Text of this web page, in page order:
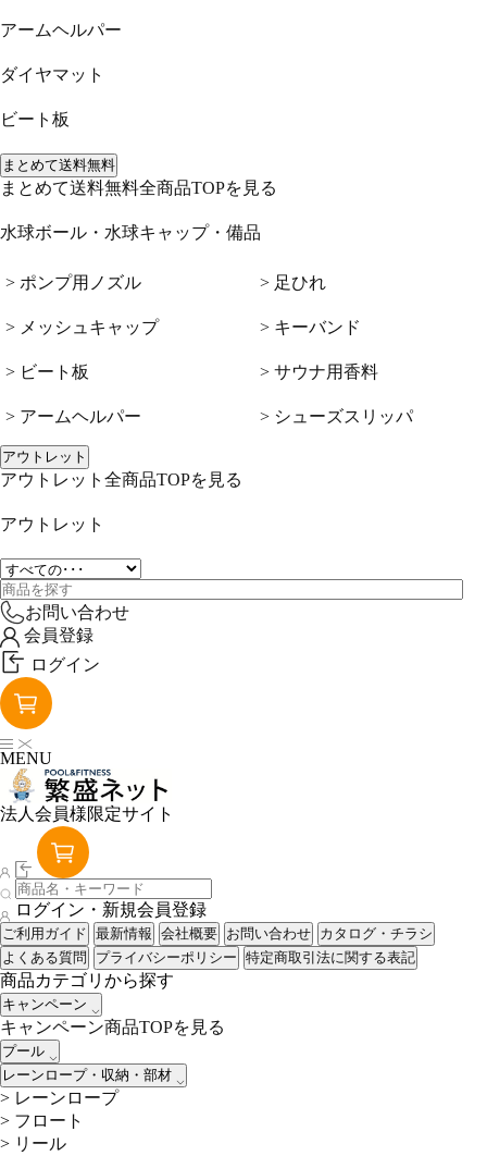
アームヘルパー
ダイヤマット
ビート板
まとめて送料無料
まとめて送料無料全商品TOPを見る
水球ボール・水球キャップ・備品
> ポンプ用ノズル
> メッシュキャップ
> ビート板
> アームヘルパー
> 足ひれ
> キーバンド
> サウナ用香料
> シューズスリッパ
アウトレット
アウトレット全商品TOPを見る
アウトレット
お問い合わせ
会員登録
ログイン
MENU
法人会員様限定サイト
ログイン・新規会員登録
ご利用ガイド 最新情報 会社概要 お問い合わせ カタログ・チラシ
よくある質問
プライバシーポリシー 特定商取引法に関する表記
商品カテゴリから探す
キャンペーン
キャンペーン商品TOPを見る
プール
レーンロープ・収納・部材
> レーンロープ
> フロート
> リール